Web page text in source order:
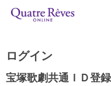
ログイン
宝塚歌劇共通ＩＤ登